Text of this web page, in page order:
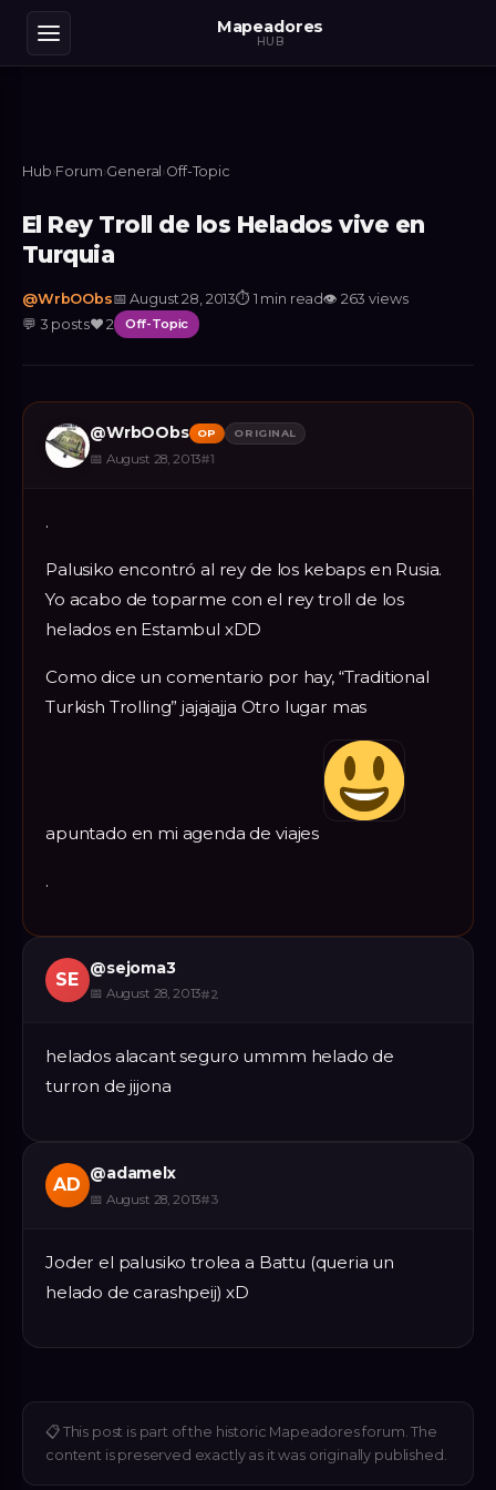
Mapeadores
HUB
Hub›Forum›General ›Off-Topic
El Rey Troll de los Helados vive en
Turquia
@WrbOObs📅August 28, 2013⏱ 1 min read👁 263 views
💬 3 posts❤️2 Off-Topic
@WrbOObs OP ORIGINAL
📅 August 28, 2013#1
.
Palusiko encontró al rey de los kebaps en Rusia.
Yo acabo de toparme con el rey troll de los
helados en Estambul xDD
Como dice un comentario por hay, “Traditional
Turkish Trolling” jajajajja Otro lugar mas
apuntado en mi agenda de viajes
.
SE
@sejoma3
📅 August 28, 2013#2
helados alacant seguro ummm helado de
turron de jijona
AD
@adamelx
📅 August 28, 2013#3
Joder el palusiko trolea a Battu (queria un
helado de carashpeij) xD
📋 This post is part of the historic Mapeadores forum. The
content is preserved exactly as it was originally published.